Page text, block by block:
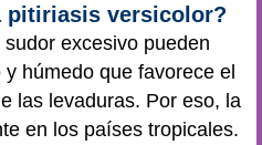
pitiriasis versicolor?
excesivo pueden
húmedo que favorece el
las levaduras. Por eso, la
en los países tropicales.